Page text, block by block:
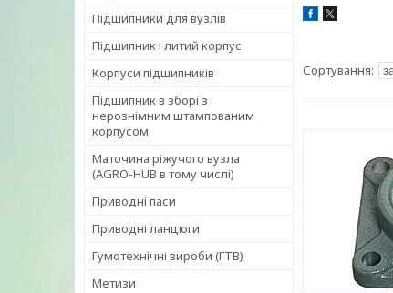
Підшипники для вузлів
Підшипник і литий корпус
Корпуси підшипників
Підшипник в зборі з
нерознімним штампованим
корпусом
Маточина ріжучого вузла
(AGRO-HUB в тому числі)
Приводні паси
Приводні ланцюги
Гумотехнічні вироби (ГТВ)
Метизи